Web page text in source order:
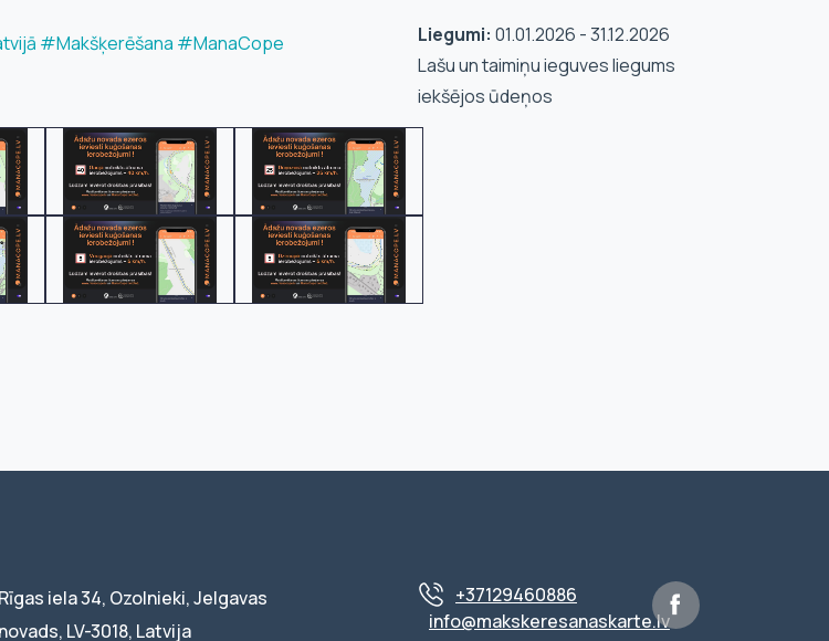
#Makšķerēšana #ManaCope
Liegumi: 01.01.2026 - 31.12.2026
Lašu un taimiņu ieguves liegums
iekšējos ūdeņos
Rīgas iela 34, Ozolnieki, Jelgavas
novads, LV-3018, Latvija
+37129460886
info@makskeresanaskarte.lv